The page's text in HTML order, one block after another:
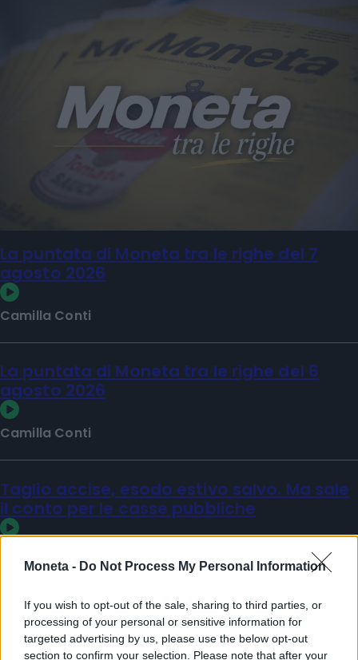
Moneta - Do Not Process My Personal Information
If you wish to opt-out of the sale, sharing to third parties, or
processing of your personal or sensitive information for
targeted advertising by us, please use the below opt-out
section to confirm your selection. Please note that after your
La puntata di Moneta tra le righe del 7
agosto 2026
Camilla Conti
La puntata di Moneta tra le righe del 6
agosto 2026
Camilla Conti
Taglio accise, esodo estivo salvo. Ma sale
il conto per le casse pubbliche
PIÙ VIDEO